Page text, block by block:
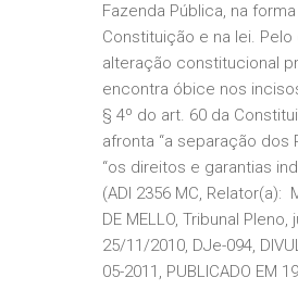
Fazenda Pública, na
Constituição e na lei. Pelo
alteração constitucional
encontra óbice nos
§ 4º do art. 60 da
afronta “a separação dos
“os direitos e garantias
(ADI 2356 MC, Relator(a):
DE MELLO, Tribunal
25/11/2010, DJe-094,
05-2011, PUBLICADO EM